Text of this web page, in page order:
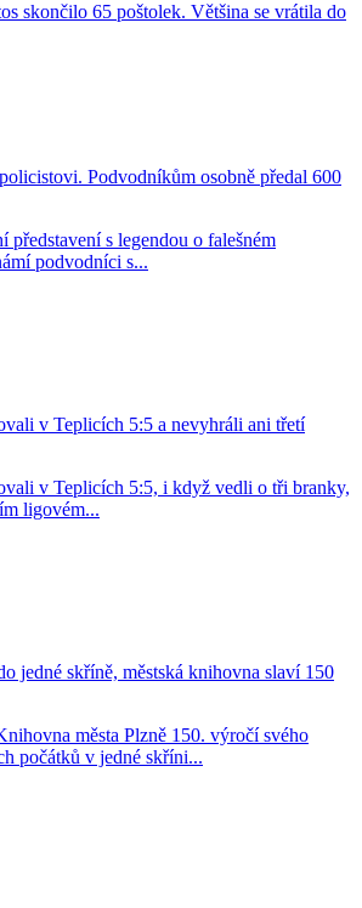
skončilo 65 poštolek. Většina se vrátila do
Podvodníkům osobně předal 600
představení s legendou o falešném
podvodníci s...
v Teplicích 5:5 a nevyhráli ani třetí
v Teplicích 5:5, i když vedli o tři branky,
ligovém...
jedné skříně, městská knihovna slaví 150
města Plzně 150. výročí svého
počátků v jedné skříni...